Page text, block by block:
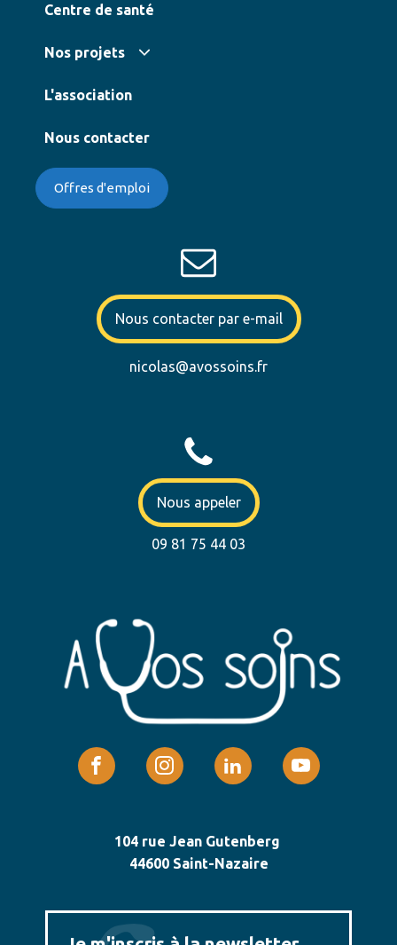
Centre de santé
Nos projets
L'association
Nous contacter
Offres d'emploi
Nous contacter par e-mail
nicolas@avossoins.fr
Nous appeler
09 81 75 44 03
104 rue Jean Gutenberg
44600 Saint-Nazaire